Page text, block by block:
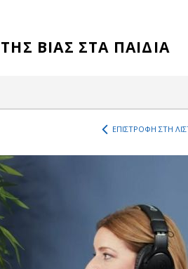
ΒΙΑΣ ΣΤΑ ΠΑΙΔΙΑ
ΕΠΙΣΤΡΟΦΗ ΣΤΗ